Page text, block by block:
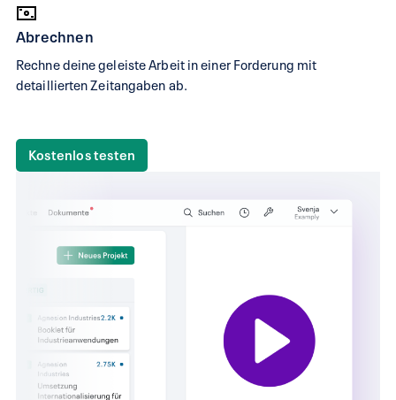
Abrechnen
Rechne deine geleiste Arbeit in einer Forderung mit
detaillierten Zeitangaben ab.
Kostenlos testen